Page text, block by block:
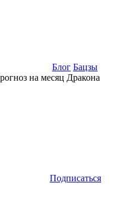
Блог Бацзы
на месяц Дракона
Подписаться